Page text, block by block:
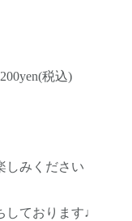
税込)
しみください
しております♩